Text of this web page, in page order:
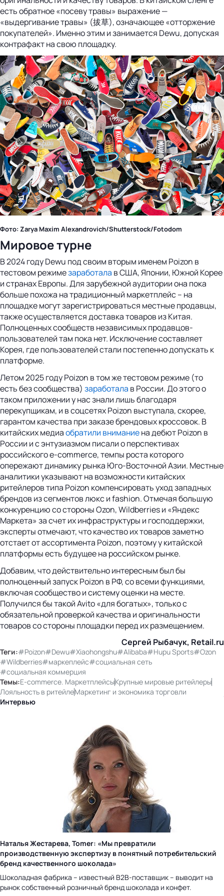
есть обратное «посеву травы» выражение —
«выдергивание травы» (拔草), означающее «отторжение
покупателей». Именно этим и занимается Dewu, допуская
контрафакт на свою площадку.
Фото: Zarya Maxim Alexandrovich/Shutterstock/Fotodom
Мировое турне
В 2024 году Dewu под своим вторым именем Poizon в
тестовом режимезаработала в США, Японии, Южной Корее
и странах Европы. Для зарубежной аудитории она пока
больше похожа на традиционный маркетплейс – на
площадке могут зарегистрироваться местные продавцы,
также осуществляется доставка товаров из Китая.
Полноценных сообществ независимых продавцов-
пользователей там пока нет. Исключение составляет
Корея, где пользователей стали постепенно допускать к
платформе.
Летом 2025 году Poizon в том же тестовом режиме (то
есть без сообщества) заработала в России. До этого о
таком приложении у нас знали лишь благодаря
перекупщикам, и в соцсетях Poizon выступала, скорее,
гарантом качества при заказе брендовых кроссовок. В
китайских медиаобратили вниманиена дебют Poizon в
России и с энтузиазмом писали о перспективах
российского e-commerce, темпы роста которого
опережают динамику рынка Юго-Восточной Азии. Местные
аналитики указывают на возможности китайских
ритейлеров типа Poizon компенсировать уход западных
брендов из сегментов люкс и fashion. Отмечая большую
конкуренцию со стороны Ozon, Wildberries и «Яндекс
Маркета» за счет их инфраструктуры и господдержки,
эксперты отмечают, что качество их товаров заметно
отстает от ассортимента Poizon, поэтому у китайской
платформы есть будущее на российском рынке.
Добавим, что действительно интересным был бы
полноценный запуск Poizon в РФ, со всеми функциями,
включая сообщество и систему оценки на месте.
Получился бы такой Avito «для богатых», только с
обязательной проверкой качества и оригинальности
товаров со стороны площадки перед их размещением.
Сергей Рыбачук, Retail.ru
Теги:#Poizon#Dewu#Xiaohongshu#Alibaba#Hupu Sports#Ozon
#Wildberries#маркеплейс#социальная сеть
#социальная коммерция
Темы:E-commerce. МаркетплейсыКрупные мировые ритейлеры
Лояльность в ритейлеМаркетинг и экономика торговли
Интервью
Наталья Жестарева, Tomer: «Мы превратили
производственную экспертизу в понятный потребительский
бренд качественного шоколада»
Шоколадная фабрика – известный B2B-поставщик – выводит на
рынок собственный розничный бренд шоколада и конфет.